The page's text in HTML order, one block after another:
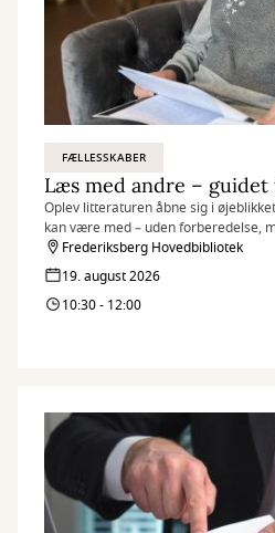
FÆLLESSKABER
Læs med andre –
Oplev litteraturen åbne sig i
kan være med – uden forberedelse,
samvær og gode samtaler om
Frederiksberg Hovedbibliotek
19. august 2026
10:30 - 12:00